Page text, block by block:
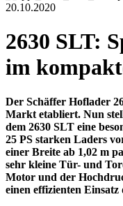
20.10.2020
2630 SLT:
im
Der Schäffer Hoflader
Markt etabliert. Nun
dem 2630 SLT eine
25 PS starken Laders
einer Breite ab 1,02 m
sehr kleine Tür- und
Motor und der
einen effizienten Einsatz